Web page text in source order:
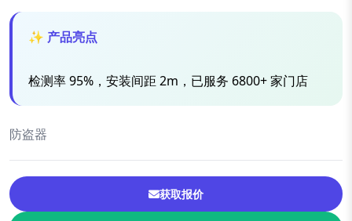
✨ 产品亮点
检测率 95%，安装间距 2m，已服务 6800+ 家门店
防盗器
获取报价